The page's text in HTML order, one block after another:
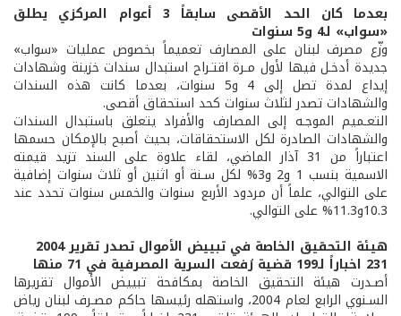
بعدما كان الحد الأقصى سابقاً 3 أعوام المركزي يطلق
«سواب» لـ4 و5 سنوات
وزّع مصرف لبنان على المصارف تعميماً بخصوص عمليات «سواب»
جديدة أدخـل فيها لأول مـرة اقتـراح استبدال سندات خزينة وشهادات
إيداع لمدة تصل إلى 4 و5 سنوات، بعدما كانت هذه السندات
والشهادات تصدر لثلاث سنوات كحد استحقاق أقصى.
التعـميم الموجـه إلى المصارف والأفراد يتعلق باستبدال السندات
والشهادات الصادرة لكل الاستحقاقات، بحيث أصبح بالإمكان حسمها
اعتباراً من 31 آذار الماضي، لقاء علاوة على السند تزيد قيمته
الاسمية بنسب 1 و2 و3% لكل سـنة أو اثنين أو ثلاث سنوات إضافية
على التوالي، علماً أن مردود الأربع سنوات والخمس سنوات تحدد عند
10.3و11.3% على التوالي.
هيئة التحقيق الخاصة في تبييض الأموال تصدر تقرير 2004
231 اخباراً لـ199 قضية رُفعت السرية المصرفية في 71 منها
أصـدرت هيئة التحقيق الخاصة بمكافحة تبييض الأموال تقريرها
السـنوي الرابع لعام 2004، واستهله رئيسها حاكم مصـرف لبنان رياض